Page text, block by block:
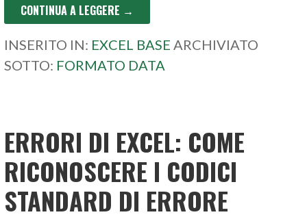
CONTINUA A LEGGERE →
INSERITO IN: EXCEL BASE ARCHIVIATO
SOTTO: FORMATO DATA
ERRORI DI EXCEL: COME
RICONOSCERE I CODICI
STANDARD DI ERRORE